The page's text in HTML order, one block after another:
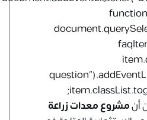
أنمشروع معدات زراعة